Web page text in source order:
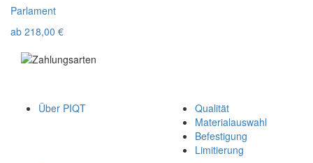
Parlament
ab 218,00 €
Über PIQT
Qualität
Materialauswahl
Befestigung
Limitierung